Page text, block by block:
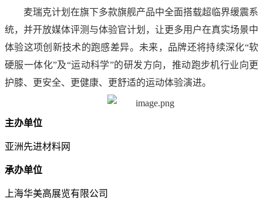
麦瑞克计划在旗下多款旗舰产品中全面搭载超临界缓震系
统，并开放媒体评测与体验官计划，让更多用户在真实场景中
体验这项创新技术的跑感差异。未来，品牌还将持续深化“软
硬服一体化”及“运动科学”的研发方向，推动跑步机行业向更
护膝、更安全、更健康、更舒适的运动体验演进。
主办单位
亚洲先进材料网
承办单位
上海华美高展览有限公司